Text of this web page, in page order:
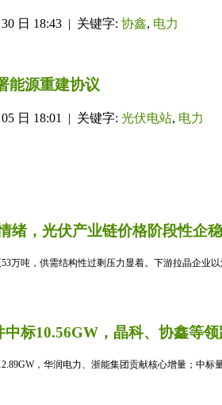
日 18:43 | 关键字: 协鑫, 电力
能源重建协议
日 18:01 | 关键字: 光伏电站, 电力
绪，光伏产业链价格阶段性企稳
万吨，供需结构性过剩压力显着。下游拉晶企业
中标10.56GW，晶科、协鑫等领
，华润电力、浙能集团贡献核心增量；中